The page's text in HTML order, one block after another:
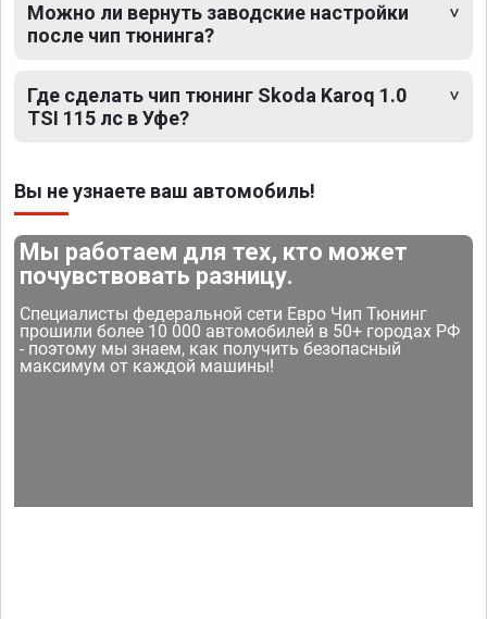
Можно ли вернуть заводские настройки
после чип тюнинга?
Где сделать чип тюнинг Skoda Karoq 1.0
TSI 115 лс в Уфе?
Вы не узнаете ваш автомобиль!
Мы работаем для тех, кто может
почувствовать разницу.
Специалисты федеральной сети Евро Чип Тюнинг
прошили более 10 000 автомобилей в 50+ городах РФ
- поэтому мы знаем, как получить безопасный
максимум от каждой машины!